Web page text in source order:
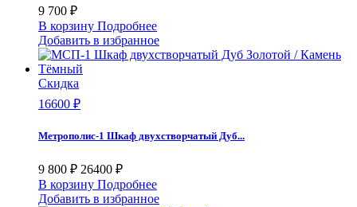
Стендмебель
Степп 0
Стиль 19
Столлайн 0
Талмер групп
ТриЯ
ТЭКС
ФотоДиваны 0
Шкафы Е1 96
Элегия 0
Эльбрус 0
9 700 ₽
В корзину Подробнее
Добавить в избранное
Скидка
16600 ₽
Метрополис-1 Шкаф двухстворчатый Дуб...
9 800 ₽ 26400 ₽
В корзину Подробнее
Добавить в избранное